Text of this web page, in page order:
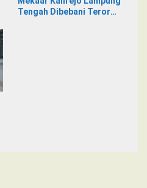
Tengah Dibebani Teror